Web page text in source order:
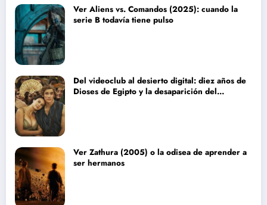
Ver Aliens vs. Comandos (2025): cuando la
serie B todavía tiene pulso
Del videoclub al desierto digital: diez años de
Dioses de Egipto y la desaparición del
Ver Zathura (2005) o la odisea de aprender a
ser hermanos